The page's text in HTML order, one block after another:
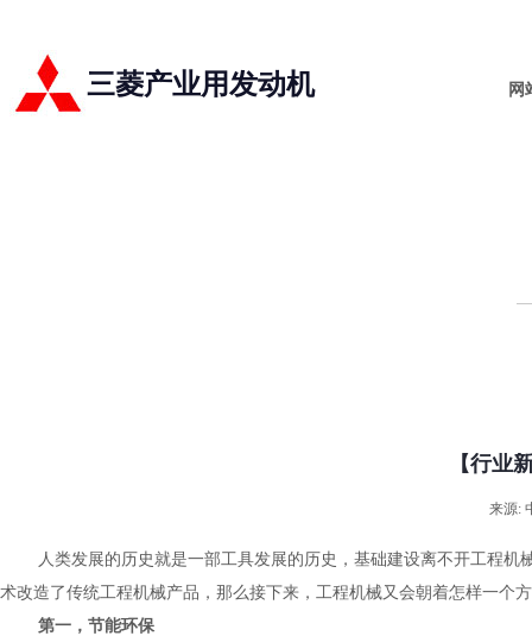
网
三菱产业用发动机
【行业
来源:
人类发展的历史就是一部工具发展的历史，基础建设离不开工程机
术改造了传统工程机械产品，那么接下来，工程机械又会朝着怎样一个
第一，节能环保